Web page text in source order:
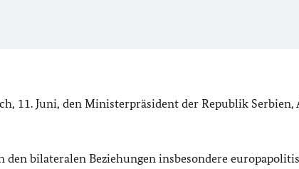
11. Juni, den Ministerpräsident der Republik Serbien,
bilateralen Beziehungen insbesondere